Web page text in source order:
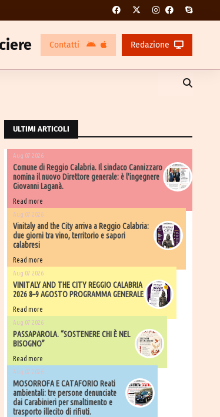
Contatti Redazione
ULTIMI ARTICOLI
Aug 07 2026
Comune di Reggio Calabria. Il sindaco Cannizzaro
nomina il nuovo Direttore generale: è l'ingegnere
Giovanni Laganà.
Read more
Aug 07 2026
Vinitaly and the City arriva a Reggio Calabria:
due giorni tra vino, territorio e sapori
calabresi
Read more
Aug 07 2026
VINITALY AND THE CITY REGGIO CALABRIA
2026 8–9 AGOSTO PROGRAMMA GENERALE
Read more
Aug 07 2026
PASSAPAROLA. “SOSTENERE CHI È NEL
BISOGNO”
Read more
Aug 07 2026
MOSORROFA E CATAFORIO Reati
ambientali: tre persone denunciate
dai Carabinieri per smaltimento e
trasporto illecito di rifiuti.